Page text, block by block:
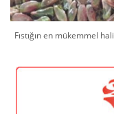
Fıstığın en mükemmel hali